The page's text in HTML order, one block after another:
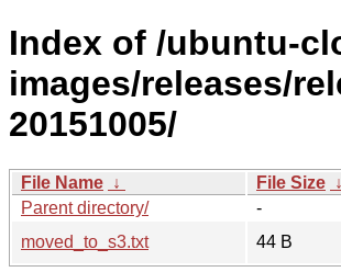
Index of /ubuntu-
images/releases/
20151005/
File Name ↓ File Size ↓
Parent directory/
-
moved_to_s3.txt
44 B